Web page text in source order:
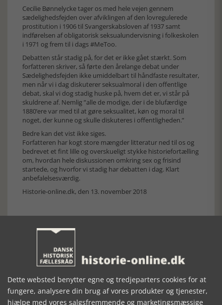
Cecilie Bønnelycke tager os med hele vejen gennem
sædelighedsfejden over afviklingen af den lovregulerede
prostitution i 1906 til Svangerskabsloven af 1937 samt
indførelsen af obligatorisk seksualundervisning i folkeskolen
i 1971 og frem til i dags #MeToo.
Debatten står stadig på, for det er ikke gået stærkt. Som
forfatteren skriver, så førte den årelange debat under
Sædelighedsfejden ikke umiddelbart til håndfaste resultater,
men når vi i dag diskuterer seksualmoral i den offentlige
debat, skal vi dog stadig huske på, hvem det er, vi står på
skuldrene af. Nemlig ”alle de modige, der i de blufærdige
1880’ere var med til at gøre seksualitet, køn og moral til
noget, der kunne og skulle diskuteres i offentligheden.”
Bedre kan det vist ikke siges.
Forfatteren har kogt store mængder litteratur ned til os og
bedrevet et fint lille og overskueligt stykke historiefortælling
om, hvordan hele diskussionen omkring sex og frisind
startede, og hvorfor vi stadig har debatten i dag. Klart
anbefalelsesværdig.
Historie-online.dk, den 13. november 2018
Forrige artikel
SE RELATEREDE ARTIKLER
Dette websted benytter egne og tredjeparters cookies for at
fungere, analysere din brug af vores produkter og tjenester,
hjælpe med vores salgsfremmende og marketingsmæssige